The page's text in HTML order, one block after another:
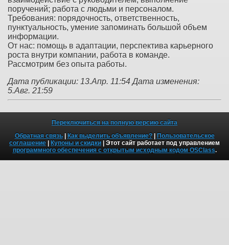
поручений; работа с людьми и персоналом.
Требования: порядочность, ответственность,
пунктуальность, умение запоминать большой объем
информации.
От нас: помощь в адаптации, перспектива карьерного
роста внутри компании, работа в команде.
Рассмотрим без опыта работы.
Дата публикации: 13.Апр. 11:54 Дата изменения:
5.Авг. 21:59
Переключиться на полную версию сайта
Обратная связь| Как выделить объявление?|
Пользовательское
соглашение
Купоны и скидки | Этот сайт работает под управлением
программного обеспечения с открытым исходным кодом OSClass.